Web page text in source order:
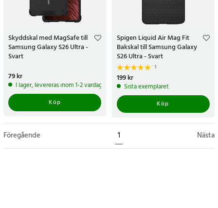
Skyddskal med MagSafe till
Samsung Galaxy S26 Ultra -
Svart
Pris:
79 kr
I lager, levereras inom 1-2 vardagar
Köp
Spigen Liquid Air Mag Fit
Bakskal till Samsung Galaxy
S26 Ultra - Svart
1
Pris:199 kr
199 kr
Sista exemplaret
Köp
Föregående 1 Nästa